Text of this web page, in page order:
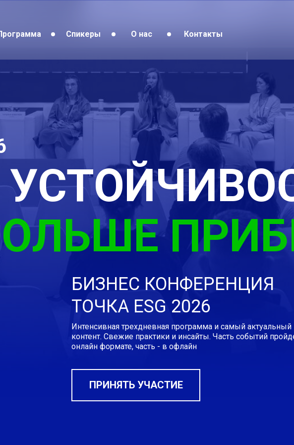
ПРИНЯТЬ УЧАСТИЕ
О нас Контакты
Спикеры
БИЗНЕС КОНФЕРЕНЦИЯ
ТОЧКА ESG 2026
Интенсивная трехдневная программа и самый актуальный
контент. Свежие практики и инсайты. Часть событий
онлайн формате, часть - в офлайн